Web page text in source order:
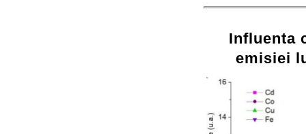
Influenta
emisiei